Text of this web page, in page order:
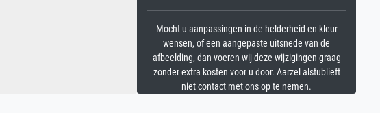
Mocht u aanpassingen in de helderheid en kleur
wensen, of een aangepaste uitsnede van de
afbeelding, dan voeren wij deze wijzigingen graag
zonder extra kosten voor u door. Aarzel alstublieft
niet contact met ons op te nemen.